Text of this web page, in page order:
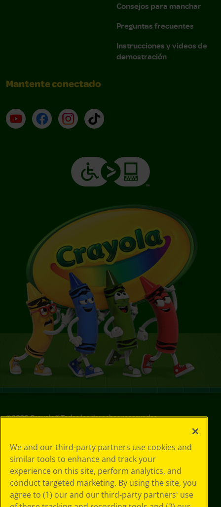
Consejos para manchar
Preguntas frecuentes
Instrucciones y videos de
demostración
Mantente conectado
YouTube (en inglés)
Facebook (en inglés)
Instagram (en inglés)
TikTok
©2026Crayola® Todos los derechos reservados.
de privacidad
Política de
privacidad
Términos de SMS
GDPR
Aviso de
We and our third-party partners use cookies and
similar tools to enhance and track your
experience on this site, perform analytics, and
conduct targeted marketing. By using the site, you
agree to (1) our and our third-party partners' use